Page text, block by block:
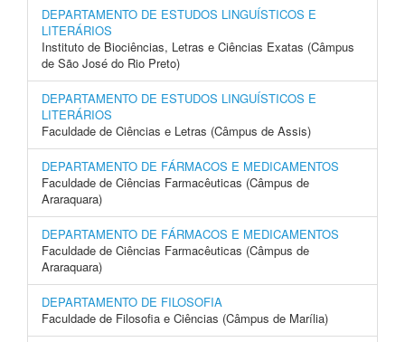
DEPARTAMENTO DE ESTUDOS LINGUÍSTICOS E
LITERÁRIOS
Instituto de Biociências, Letras e Ciências Exatas (Câmpus
de São José do Rio Preto)
DEPARTAMENTO DE ESTUDOS LINGUÍSTICOS E
LITERÁRIOS
Faculdade de Ciências e Letras (Câmpus de Assis)
DEPARTAMENTO DE FÁRMACOS E MEDICAMENTOS
Faculdade de Ciências Farmacêuticas (Câmpus de
Araraquara)
DEPARTAMENTO DE FÁRMACOS E MEDICAMENTOS
Faculdade de Ciências Farmacêuticas (Câmpus de
Araraquara)
DEPARTAMENTO DE FILOSOFIA
Faculdade de Filosofia e Ciências (Câmpus de Marília)